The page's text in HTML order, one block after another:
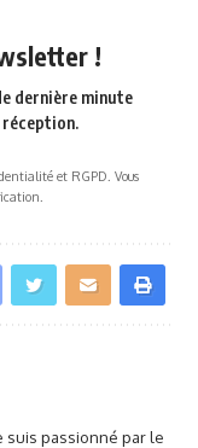
!
dernière minute
et RGPD. Vous
suis passionné par le